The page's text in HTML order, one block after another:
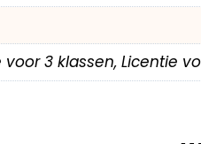
3 klassen, Licentie